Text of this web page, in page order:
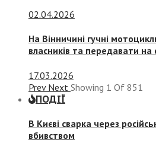
02.04.2026
На Вінничині гучні
власників та передавати
17.03.2026
Prev Next Showing 1 Of 851
ПОДІЇ
В Києві сварка через
вбивством